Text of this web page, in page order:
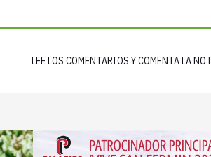
LEE LOS COMENTARIOS Y COMENTA LA